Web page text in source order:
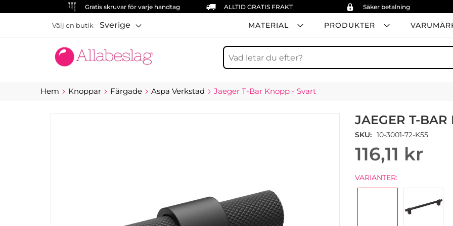
Gratis skruvar för varje handtag ALLTID GRATIS FRAKT Säker betalning
MATERIAL PRODUKTER
Välj en butik Sverige
Sök
Hem Knoppar Färgade Aspa Verkstad Jaeger T-Bar Knopp - Svart
JAEGER T-BAR
SKU 10-3001-72-K55
116,11 kr
VARIANTER: